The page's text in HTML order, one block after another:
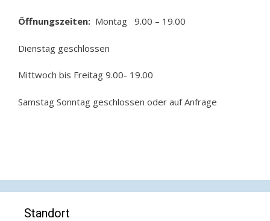
Öffnungszeiten: Montag 9.00 – 19.00
Dienstag geschlossen
Mittwoch bis Freitag 9.00- 19.00
Samstag Sonntag geschlossen oder auf Anfrage
Standort